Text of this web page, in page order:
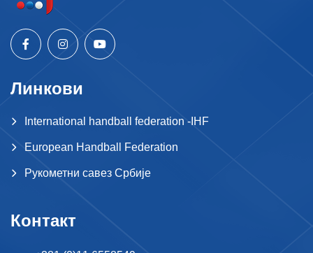
Линкови
International handball federation -IHF
European Handball Federation
Рукометни савез Србије
Контакт